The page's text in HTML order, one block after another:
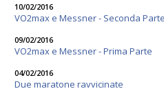
10/02/2016
VO2max e Messner - Seconda Parte
09/02/2016
VO2max e Messner - Prima Parte
04/02/2016
Due maratone ravvicinate